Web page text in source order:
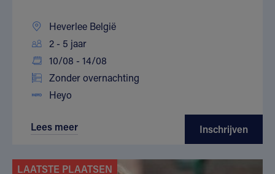
Heverlee België
2 - 5 jaar
10/08 - 14/08
Zonder overnachting
Heyo
Lees meer Inschrijven
LAATSTE PLAATSEN